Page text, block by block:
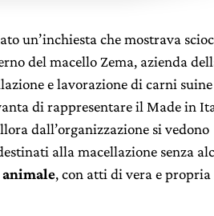
un’inchiesta che mostrava
del macello Zema, azienda
e lavorazione di carni
di rappresentare il Made in
dall’organizzazione si vedono
alla macellazione senza
, con atti di vera e propria